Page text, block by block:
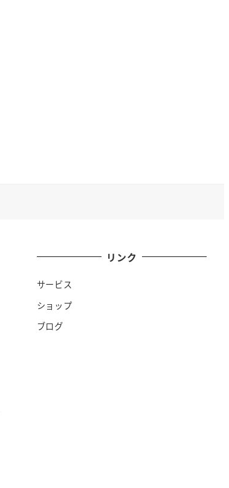
リンク
サービス
ショップ
ブログ